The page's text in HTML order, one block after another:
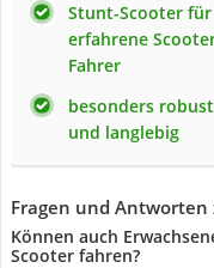
Stunt-Scooter für
erfahrene
Fahrer
besonders robust
und langlebig
Fragen und Antworten
Können auch
Scooter fahren?